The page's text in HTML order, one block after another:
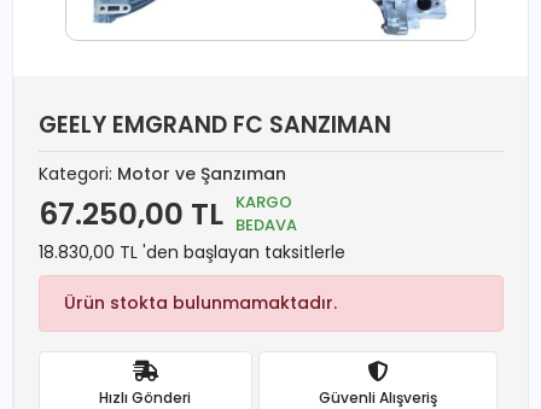
GEELY EMGRAND FC SANZIMAN
Kategori: Motor ve Şanzıman
67.250,00 TL KARGO
BEDAVA
18.830,00 TL 'den başlayan taksitlerle
Ürün stokta bulunmamaktadır.
Hızlı Gönderi Güvenli Alışveriş